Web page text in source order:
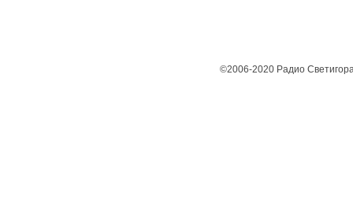
©2006-2020 Радио